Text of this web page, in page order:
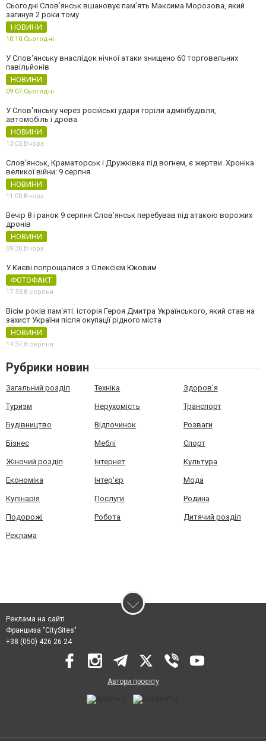
Сьогодні Слов’янськ вшановує пам’ять Максима Морозова, який
загинув 2 роки тому
НОВИНИ
10:10, Сьогодні
У Слов'янську внаслідок нічної атаки знищено 60 торговельних
павільйонів
НОВИНИ
09:07, Сьогодні
У Слов'янську через російські удари горіли адмінбудівля,
автомобіль і дрова
НОВИНИ
13:03, Вчора
Слов’янськ, Краматорськ і Дружківка під вогнем, є жертви. Хроніка
великої війни: 9 серпня
НОВИНИ
11:00, Вчора
Вечір 8 і ранок 9 серпня Слов’янськ перебував під атакою ворожих
дронів
НОВИНИ
09:30, Вчора
У Києві попрощалися з Олексієм Юковим
ФОТОФАКТ
17:33, 8 серпня
Вісім років пам'яті: історія Героя Дмитра Українського, який став на
захист України після окупації рідного міста
НОВИНИ
14:37, 8 серпня
Рубрики новин
Загальний розділ Техніка Здоров'я
Туризм Нерухомість Транспорт
Будівництво Відпочинок Розваги
Бізнес Меблі Спорт
Жіночий розділ Інтернет Культура
Економіка Інтер'єр Мода
Кулінарія Послуги Родина
Подорожі Робота Дитячий розділ
Реклама
Реклама на сайті
Франшиза "CitySites"
+38 (050) 426 26 24
Автори проєкту